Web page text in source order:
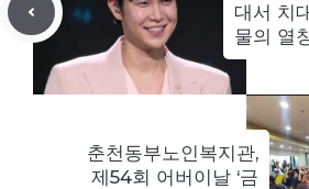
대서 치
물의 열
춘천동부노인복지관,
제54회 어버이날 ‘금